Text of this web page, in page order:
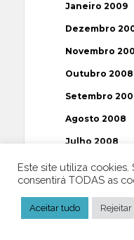
Janeiro 2009
Dezembro
Novembro
Outubro 2008
Setembro
Agosto 2008
Julho 2008
Junho 2008
Maio 2008
Abril 2008
Este site utiliza cookies.
consentirá TODAS as
Aceitar tudo